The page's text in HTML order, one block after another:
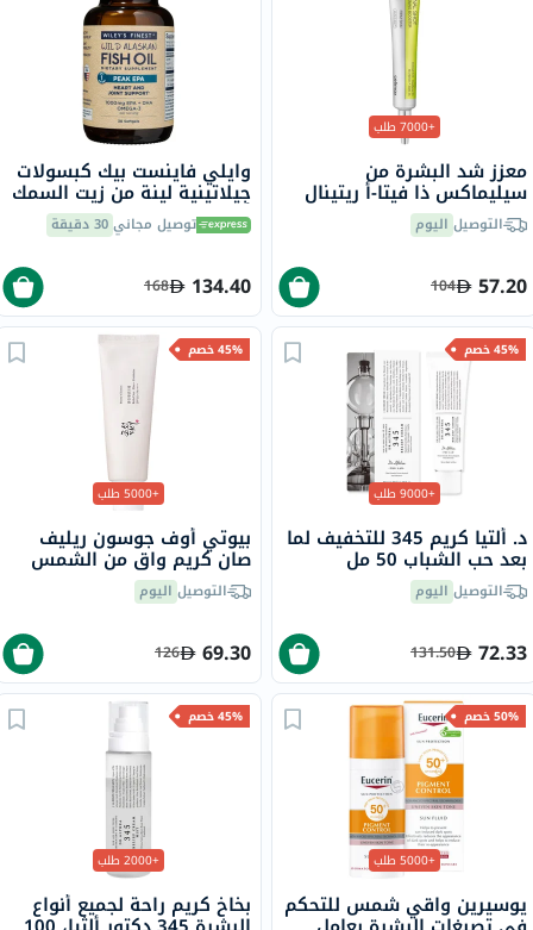
+7000 طلب
معزز شد البشرة من
سيليماكس ذا فيتا-أ ريتينال
شوت، 15 مل
التوصيل اليوم
57.20
104
وايلي فاينست بيك كبسولات
جيلاتينية لينة من زيت السمك
أوميغا 3 بتركيز 1000 ملجم
من حمض إيكوسابنتينويك
توصيل مجاني30 دقيقة
134.40
168
45% خصم
+9000 طلب
د. ألتيا كريم 345 للتخفيف لما
بعد حب الشباب 50 مل
التوصيل اليوم
72.33
131.50
45% خصم
+5000 طلب
بيوتي أوف جوسون ريليف
صان كريم واقٍ من الشمس
عضوي بلأرز والبروبيوتيك
التوصيل اليوم
69.30
126
50% خصم
+5000 طلب
يوسيرين واقي شمس للتحكم
45% خصم
+2000 طلب
بخاخ كريم راحة لجميع أنواع